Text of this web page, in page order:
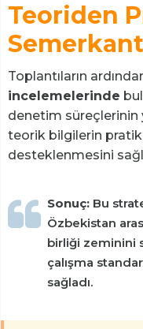
Teoriden
Toplantıların
incelemelerinde
denetim süreçlerinin
teorik bilgilerin
desteklenmesini
Sonuç: Bu
Özbekistan
birliği zeminini
çalışma
sağladı.